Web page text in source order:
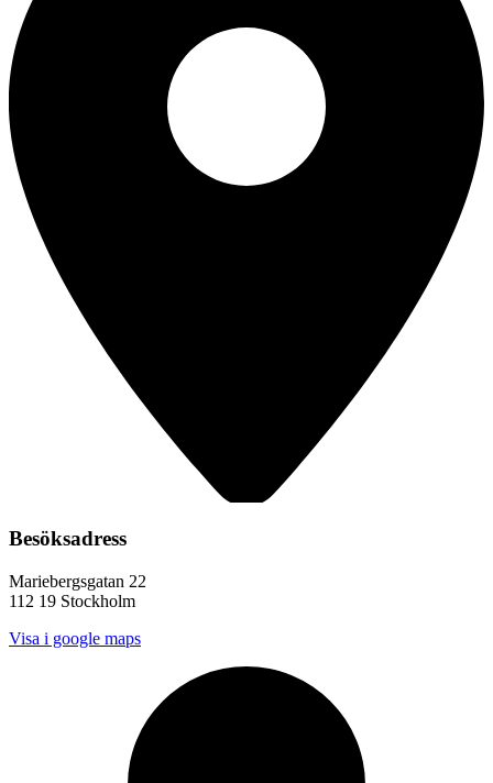
Besöksadress
Mariebergsgatan 22
112 19 Stockholm
Visa i google maps